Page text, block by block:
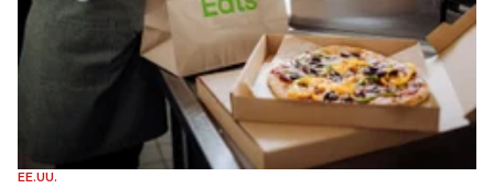
EE.UU.